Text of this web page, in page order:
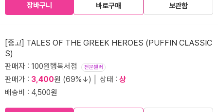
장바구니 바로구매 보관함
[중고] TALES OF THE GREEK HEROES (PUFFIN CLASSIC
S)
판매자 : 100원행복서점 전문셀러
판매가 : 3,400원 (69%↓) │ 상태 : 상
배송비 : 4,500원